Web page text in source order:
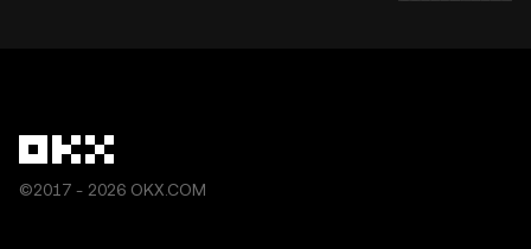
©2017 - 2026 OKX.COM